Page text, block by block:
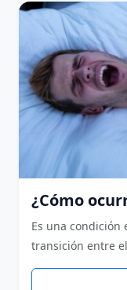
¿Cómo
Es una condición
transición entre